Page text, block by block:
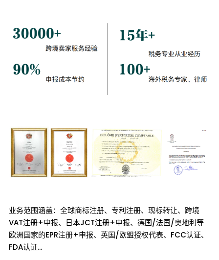
业务范围涵盖：全球商标注册、专利注册、现标转让、跨境
VAT注册+申报、日本JCT注册+申报、德国/法国/奥地利等
欧洲国家的EPR注册+申报、英国/欧盟授权代表、FCC认证、
FDA认证...